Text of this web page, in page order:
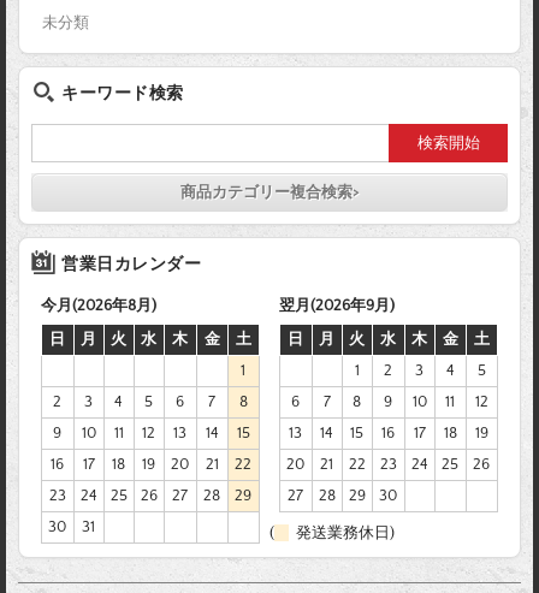
未分類
キーワード検索
商品カテゴリー複合検索>
営業日カレンダー
今月(2026年8月)
日
月 火 水 木 金
土
1
2
3 4 5 6 7
8
9
10 11 12 13 14
15
16
17 18 19 20 21
22
23
24 25 26 27 28
29
30
31
翌月(2026年9月)
日
月 火 水 木 金
土
1
2 3 4
5
6
7 8 9 10 11
12
13
14 15 16 17 18
19
20
21 22 23 24 25
26
27
28 29 30
( 発送業務休日)